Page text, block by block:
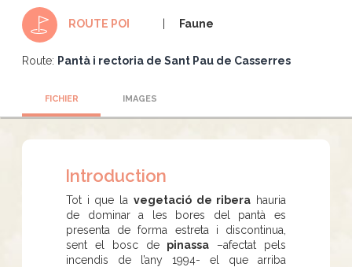
ROUTE POI Faune
Route: Pantà i rectoria de Sant Pau de Casserres
FICHIER IMAGES
Introduction
Tot i que la vegetació de ribera hauria
de dominar a les bores del pantà es
presenta de forma estreta i discontinua,
sent el bosc de pinassa –afectat pels
incendis de l’any 1994- el que arriba